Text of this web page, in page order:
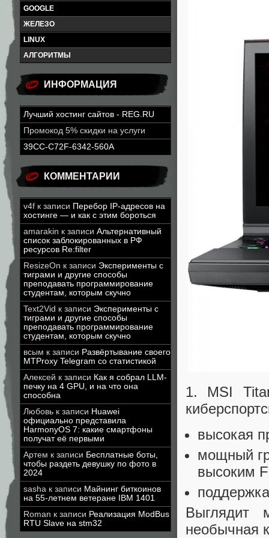
GOOGLE
ЖЕЛЕЗО
LINUX
АЛГОРИТМЫ
ИНФОРМАЦИЯ
Лучший хостинг сайтов - REG.RU
Промокод 5% скидки на услуги
39CC-C72F-6342-560A
КОММЕНТАРИИ
v4f к записи Перебор IP-адресов на
хостинге — и как с этим бороться
amarakin к записи Альтернативный
список заблокированных в РФ
ресурсов Re:filter
ResizeOn к записи Эксперименты с
тиграми и другие способы
преподавать программирование
студентам, которым скучно
Text2Vid к записи Эксперименты с
тиграми и другие способы
преподавать программирование
студентам, которым скучно
всым к записи Развёртывание своего
MTProxy Telegram со статистикой
Алексей к записи Как я собрал LLM-
печку на 4 GPU, и на что она
способна
Любовь к записи Huawei
официально представила
HarmonyOS 7: какие смартфоны
получат её первыми
Артем к записи Бесплатные боты,
чтобы раздеть девушку по фото в
2024
sasha к записи Майнинг биткоинов
на 55-летнем ветеране IBM 1401
Roman к записи Реализация ModBus
RTU Slave на stm32
1. MSI
высокая
мощный
высоким
Выглядит
необычная